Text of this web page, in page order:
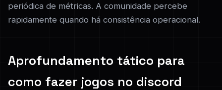
periódica de métricas. A comunidade percebe
rapidamente quando há consistência operacional.
Aprofundamento tático para
como fazer jogos no discord